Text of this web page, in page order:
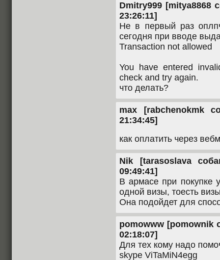
Dmitry999 [mitya8868
23:26:11]
Не в первый раз
сегодня при вводе
Transaction not allowed
You have entered
check and try again.
что делать?
max [rabchenokmk
21:34:45]
как оплатить через
Nik [tarasoslava
09:49:41]
В армасе при покупке
одной визы, тоесть
Она подойдет для
pomowww [pomownik
02:18:07]
Для тех кому надо
skype ViTaMiN4egg